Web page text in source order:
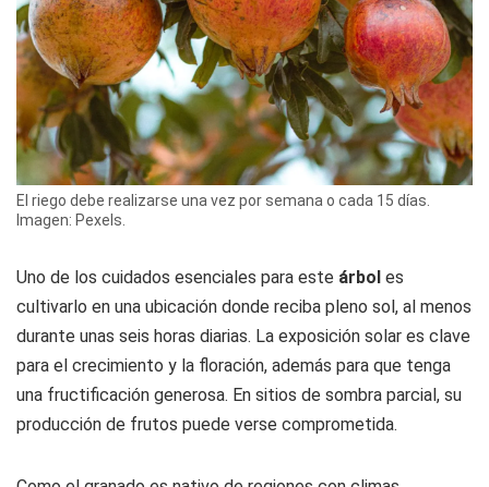
El riego debe realizarse una vez por semana o cada 15 días.
Imagen: Pexels.
Uno de los cuidados esenciales para este árbol es
cultivarlo en una ubicación donde reciba pleno sol, al menos
durante unas seis horas diarias. La exposición solar es clave
para el crecimiento y la floración, además para que tenga
una fructificación generosa. En sitios de sombra parcial, su
producción de frutos puede verse comprometida.